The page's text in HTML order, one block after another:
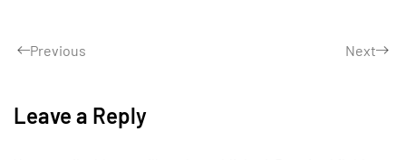
Previous Next
Leave a Reply